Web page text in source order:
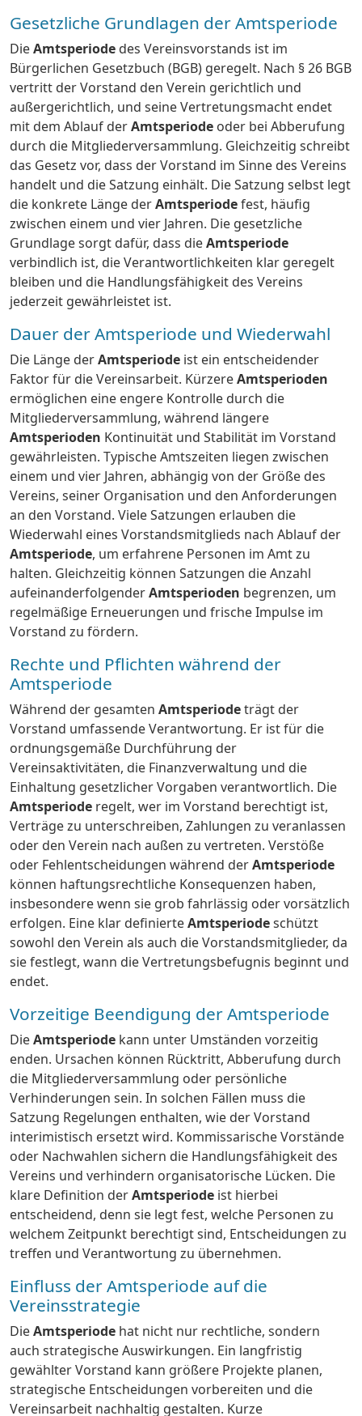
Gesetzliche Grundlagen der Amtsperiode
DieAmtsperiode des Vereinsvorstands ist im
Bürgerlichen Gesetzbuch (BGB) geregelt. Nach § 26 BGB
vertritt der Vorstand den Verein gerichtlich und
außergerichtlich, und seine Vertretungsmacht endet
mit dem Ablauf derAmtsperiode oder bei Abberufung
durch die Mitgliederversammlung. Gleichzeitig schreibt
das Gesetz vor, dass der Vorstand im Sinne des Vereins
handelt und die Satzung einhält. Die Satzung selbst legt
die konkrete Länge derAmtsperiodefest, häufig
zwischen einem und vier Jahren. Die gesetzliche
Grundlage sorgt dafür, dass dieAmtsperiode
verbindlich ist, die Verantwortlichkeiten klar geregelt
bleiben und die Handlungsfähigkeit des Vereins
jederzeit gewährleistet ist.
Dauer der Amtsperiode und Wiederwahl
Die Länge derAmtsperiode ist ein entscheidender
Faktor für die Vereinsarbeit. KürzereAmtsperioden
ermöglichen eine engere Kontrolle durch die
Mitgliederversammlung, während längere
Amtsperioden Kontinuität und Stabilität im Vorstand
gewährleisten. Typische Amtszeiten liegen zwischen
einem und vier Jahren, abhängig von der Größe des
Vereins, seiner Organisation und den Anforderungen
an den Vorstand. Viele Satzungen erlauben die
Wiederwahl eines Vorstandsmitglieds nach Ablauf der
Amtsperiode, um erfahrene Personen im Amt zu
halten. Gleichzeitig können Satzungen die Anzahl
aufeinanderfolgenderAmtsperioden begrenzen, um
regelmäßige Erneuerungen und frische Impulse im
Vorstand zu fördern.
Rechte und Pflichten während der
Amtsperiode
Während der gesamten Amtsperiodeträgt der
Vorstand umfassende Verantwortung. Er ist für die
ordnungsgemäße Durchführung der
Vereinsaktivitäten, die Finanzverwaltung und die
Einhaltung gesetzlicher Vorgaben verantwortlich. Die
Amtsperiode regelt, wer im Vorstand berechtigt ist,
Verträge zu unterschreiben, Zahlungen zu veranlassen
oder den Verein nach außen zu vertreten. Verstöße
oder Fehlentscheidungen während derAmtsperiode
können haftungsrechtliche Konsequenzen haben,
insbesondere wenn sie grob fahrlässig oder vorsätzlich
erfolgen. Eine klar definierteAmtsperiodeschützt
sowohl den Verein als auch die Vorstandsmitglieder, da
sie festlegt, wann die Vertretungsbefugnis beginnt und
endet.
Vorzeitige Beendigung der Amtsperiode
DieAmtsperiode kann unter Umständen vorzeitig
enden. Ursachen können Rücktritt, Abberufung durch
die Mitgliederversammlung oder persönliche
Verhinderungen sein. In solchen Fällen muss die
Satzung Regelungen enthalten, wie der Vorstand
interimistisch ersetzt wird. Kommissarische Vorstände
oder Nachwahlen sichern die Handlungsfähigkeit des
Vereins und verhindern organisatorische Lücken. Die
klare Definition derAmtsperiode ist hierbei
entscheidend, denn sie legt fest, welche Personen zu
welchem Zeitpunkt berechtigt sind, Entscheidungen zu
treffen und Verantwortung zu übernehmen.
Einfluss der Amtsperiode auf die
Vereinsstrategie
DieAmtsperiode hat nicht nur rechtliche, sondern
auch strategische Auswirkungen. Ein langfristig
gewählter Vorstand kann größere Projekte planen,
strategische Entscheidungen vorbereiten und die
Vereinsarbeit nachhaltig gestalten. Kurze